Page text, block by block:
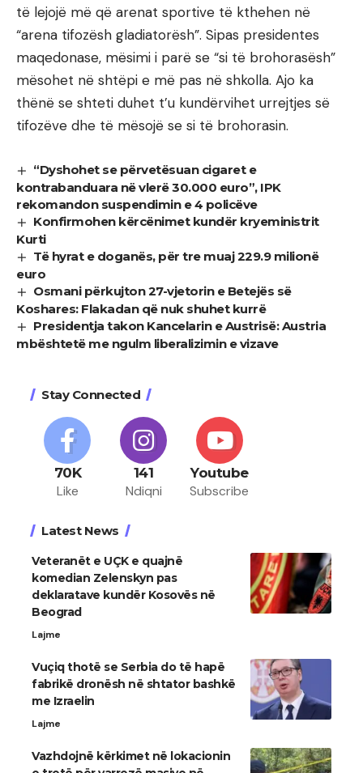
të lejojë më që arenat sportive të kthehen në
“arena tifozësh gladiatorësh”. Sipas presidentes
maqedonase, mësimi i parë se “si të brohorasësh”
mësohet në shtëpi e më pas në shkolla. Ajo ka
thënë se shteti duhet t’u kundërvihet urrejtjes së
tifozëve dhe të mësojë se si të brohorasin.
“Dyshohet se përvetësuan cigaret e
kontrabanduara në vlerë 30.000 euro”, IPK
rekomandon suspendimin e 4 policëve
Konfirmohen kërcënimet kundër kryeministrit
Kurti
Të hyrat e doganës, për tre muaj 229.9 milionë
euro
Osmani përkujton 27-vjetorin e Betejës së
Koshares: Flakadan që nuk shuhet kurrë
Presidentja takon Kancelarin e Austrisë: Austria
mbështetë me ngulm liberalizimin e vizave
Stay Connected
70K
Like
141
Ndiqni
Youtube
Subscribe
Latest News
Veteranët e UÇK e quajnë
komedian Zelenskyn pas
deklaratave kundër Kosovës në
Beograd
Lajme
Vuçiq thotë se Serbia do të hapë
fabrikë dronësh në shtator bashkë
me Izraelin
Lajme
Vazhdojnë kërkimet në lokacionin